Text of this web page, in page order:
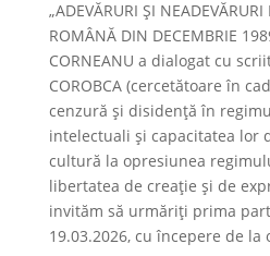
„ADEVĂRURI ȘI NEADEVĂRURI
ROMÂNĂ DIN DECEMBRIE
CORNEANU a dialogat cu
COROBCA (cercetătoare în
cenzură și disidență în
intelectuali și capacitatea lor
cultură la opresiunea
libertatea de creație și de
invităm să urmăriți prima
19.03.2026, cu începere de la